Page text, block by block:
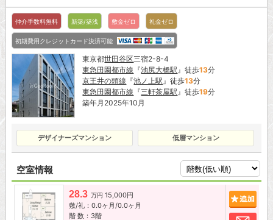
仲介手数料無料 新築/築浅 敷金ゼロ 礼金ゼロ
初期費用クレジットカード決済可能
東京都世田谷区三宿2-8-4
東急田園都市線 『池尻大橋駅』徒歩13分
京王井の頭線 『池ノ上駅』徒歩13分
東急田園都市線 『三軒茶屋駅』徒歩19分
築年月2025年10月
デザイナーズマンション 低層マンション
空室情報
28.3 万円 15,000円
敷/礼：0.0ヶ月/0.0ヶ月
階 数：3階
お